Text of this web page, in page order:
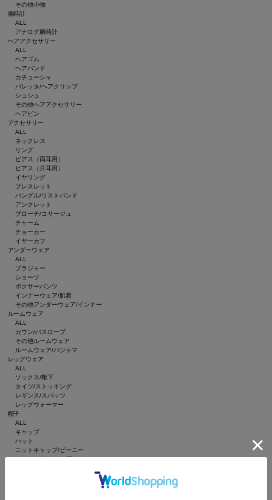
その他小物
腕時計
ALL
アナログ腕時計
ヘアアクセサリー
ALL
ヘアゴム
ヘアバンド
カチューシャ
バレッタ/ヘアクリップ
シュシュ
その他ヘアアクセサリー
ヘアピン
アクセサリー
ALL
ネックレス
リング
ピアス（両耳用）
ピアス（片耳用）
イヤリング
ブレスレット
バングル/リストバンド
アンクレット
ブローチ/コサージュ
チャーム
チョーカー
イヤーカフ
アンダーウェア
ALL
ブラジャー
ショーツ
ボクサーパンツ
インナーウェア/肌着
その他アンダーウェア/インナー
ルームウェア
ALL
ガウン/バスローブ
その他ルームウェア
ルームウェア/パジャマ
レッグウェア
ALL
ソックス/靴下
タイツ/ストッキング
レギンス/スパッツ
レッグウォーマー
帽子
ALL
キャップ
ハット
ニットキャップ/ビーニー
ハンチング/ベレー帽